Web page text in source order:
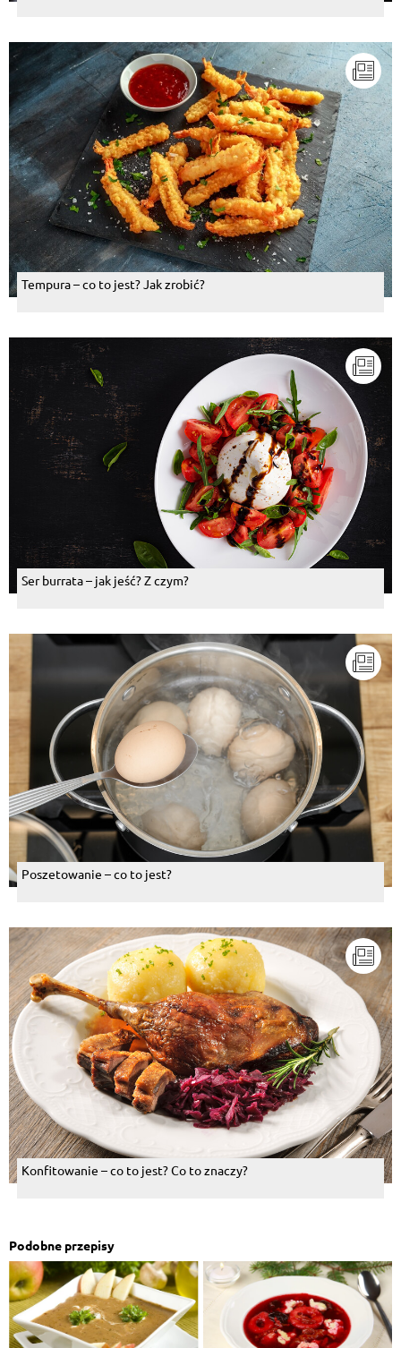
Tempura – co to jest? Jak zrobić?
Ser burrata – jak jeść? Z czym?
Poszetowanie – co to jest?
Konfitowanie – co to jest? Co to znaczy?
Podobne przepisy